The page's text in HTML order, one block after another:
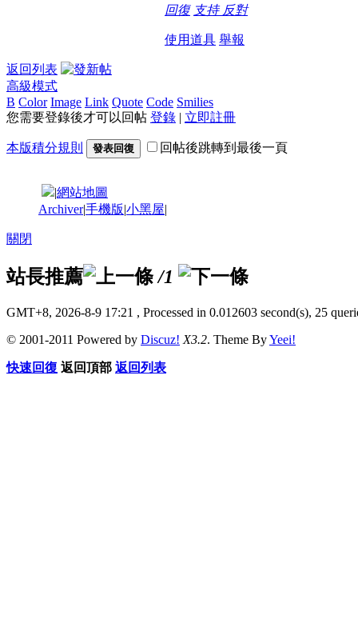
回復 支持 反對
使用道具 舉報
返回列表
高級模式
B Color Image Link Quote Code Smilies
您需要登錄後才可以回帖 登錄 | 立即註冊
本版積分規則 發表回復 回帖後跳轉到最後一頁
|網站地圖
Archiver|手機版|小黑屋|
關閉
站長推薦 /1
GMT+8, 2026-8-9 17:21 , Processed in 0.012603 second(s), 25
© 2001-2011 Powered by Discuz! X3.2. Theme ByYeei!
快速回復 返回頂部 返回列表